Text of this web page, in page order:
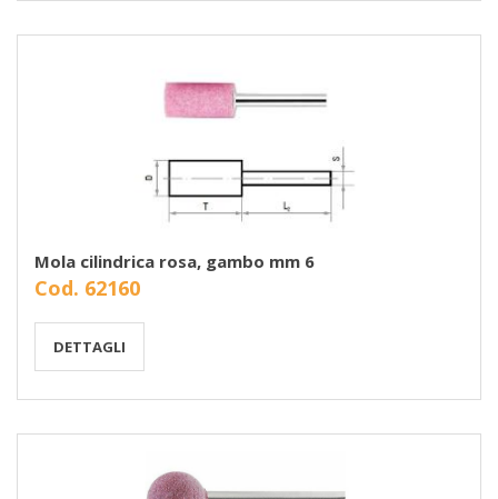
Mola cilindrica rosa, gambo mm 6
Cod. 62160
DETTAGLI